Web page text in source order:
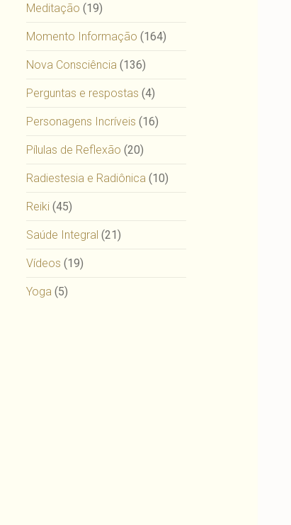
Meditação (19)
Momento Informação (164)
Nova Consciência (136)
Perguntas e respostas (4)
Personagens Incríveis (16)
Pílulas de Reflexão (20)
Radiestesia e Radiônica (10)
Reiki (45)
Saúde Integral (21)
Vídeos (19)
Yoga (5)